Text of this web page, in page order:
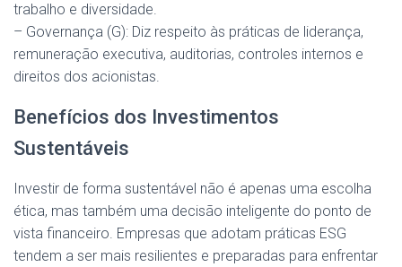
trabalho e diversidade.
– Governança (G): Diz respeito às práticas de liderança,
remuneração executiva, auditorias, controles internos e
direitos dos acionistas.
Benefícios dos Investimentos
Sustentáveis
Investir de forma sustentável não é apenas uma escolha
ética, mas também uma decisão inteligente do ponto de
vista financeiro. Empresas que adotam práticas ESG
tendem a ser mais resilientes e preparadas para enfrentar